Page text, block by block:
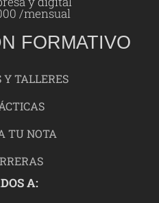
/mensual
FORMATIVO
Y TALLERES
TU NOTA
A: